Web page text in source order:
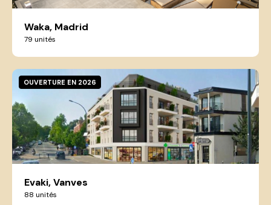
Waka, Madrid
79 unités
Evaki, Vanves
88 unités
OUVERTURE EN 2026